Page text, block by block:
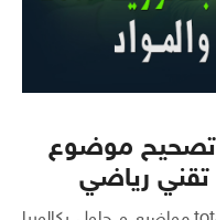
اختبار + تصحيح موضوع
رياضي